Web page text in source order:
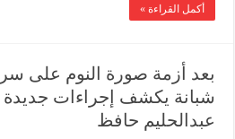
أكمل القراءة »
بعد أزمة صورة النوم على
شبانة يكشف إجراءات جديدة
عبدالحليم حافظ